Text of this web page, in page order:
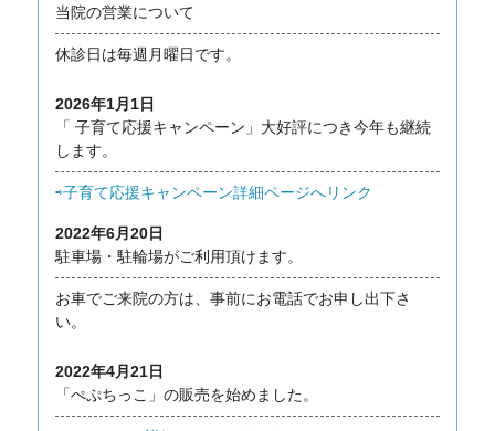
当院の営業について
休診日は毎週月曜日です。
2026年1月1日
「 子育て応援キャンペーン」大好評につき今年も継続
します。
⇨子育て応援キャンペーン詳細ページへリンク
2022年6月20日
駐車場・駐輪場がご利用頂けます。
お車でご来院の方は、事前にお電話でお申し出下さ
い。
2022年4月21日
「ぺぷちっこ」の販売を始めました。